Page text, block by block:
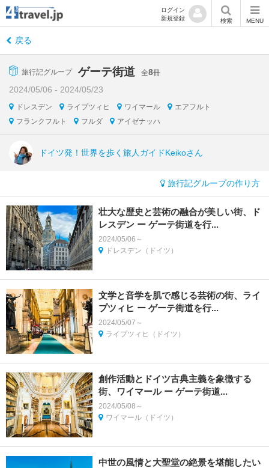
ログイン
新規登録
検索 MENU
戻る
旅行記グループ ゲーテ街道 全8冊
2024/05/06 - 2024/05/23
ドレスデン ライプツィヒ ワイマール
エアフルト
フランクフルト
フルダ アイゼナッハ
ドイツ発！世界を歩く旅人ガイドKeikoさん
旅行記グループの作り方
壮大な歴史と芸術の融合が美しい街、ド
レスデン ー ゲーテ街道を行...
2024/05/06～
ドレスデン（ドイツ）
文学と音学を肌で感じる芸術の街、ライ
プツィヒ ー ゲーテ街道を行...
2024/05/07～
ライプツィヒ（ドイツ）
創作活動とドイツ古典主義を象徴する
街、ワイマール ー ゲーテ街道...
2024/05/08～
ワイマール（ドイツ）
中世の風情と大聖堂の絶景を堪能したい